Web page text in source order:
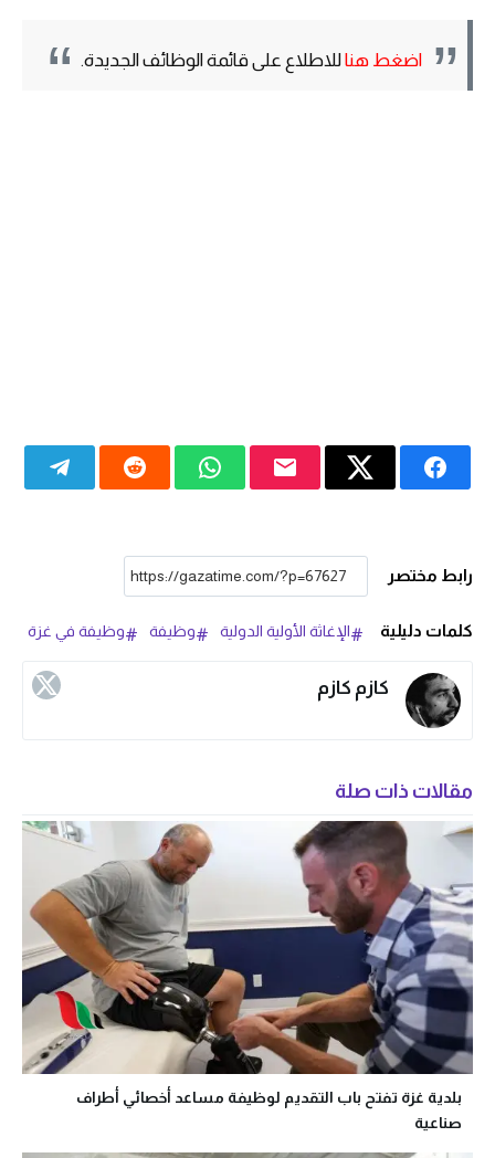
اضغط هناللاطلاع على قائمة الوظائف الجديدة.
رابط مختصر
كلمات دليلية الإغاثة الأولية الدولية وظيفة وظيفة في غزة
كازم كازم
مقالات ذات صلة
بلدية غزة تفتح باب التقديم لوظيفة مساعد أخصائي أطراف
صناعية